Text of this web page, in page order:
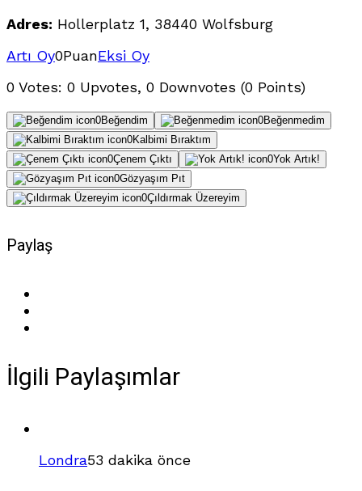
Adres: Hollerplatz 1, 38440 Wolfsburg
Artı Oy0PuanEksi Oy
0 Votes: 0 Upvotes, 0 Downvotes (0 Points)
0Beğendim 0Beğenmedim
0Kalbimi Bıraktım
0Çenem Çıktı 0Yok Artık!
0Gözyaşım Pıt
0Çıldırmak Üzereyim
Paylaş
İlgili Paylaşımlar
Londra53 dakika önce